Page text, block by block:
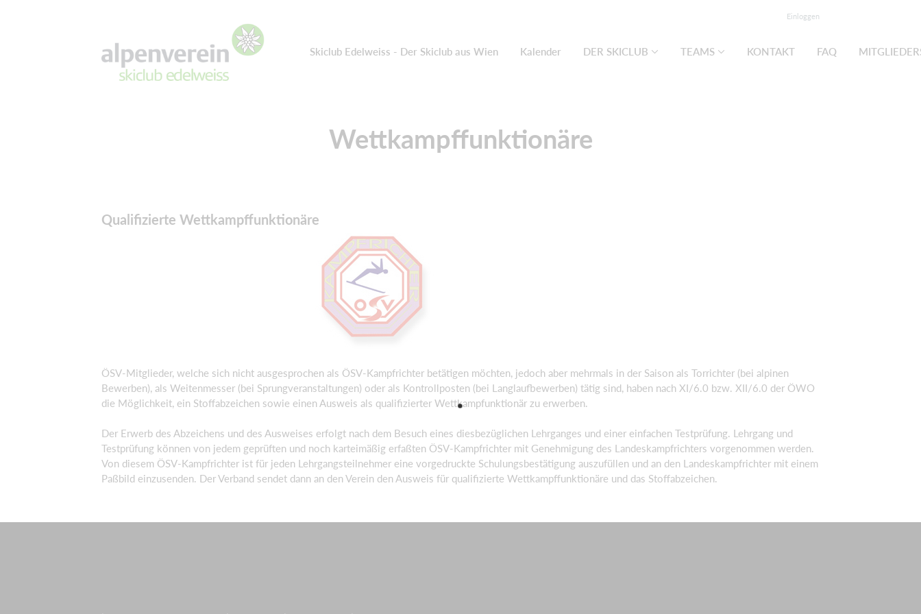
Einloggen
Skiclub Edelweiss - Der Skiclub aus Wien Kalender DER SKICLUB TEAMS KONTAKT FAQ
Wettkampffunktionäre
Qualifizierte Wettkampffunktionäre
ÖSV-Mitglieder, welche sich nicht ausgesprochen als ÖSV-Kampfrichter betätigen möchten, jedoch aber mehrmals in der Saison als Torrichter (bei alpinen
Bewerben), als Weitenmesser (bei Sprungveranstaltungen) oder als Kontrollposten (bei Langlaufbewerben) tätig sind, haben nach XI/6.0 bzw. XII/6.0 der ÖWO
die Möglichkeit, ein Stoffabzeichen sowie einen Ausweis als qualifizierter Wettkampfunktionär zu erwerben.
Der Erwerb des Abzeichens und des Ausweises erfolgt nach dem Besuch eines diesbezüglichen Lehrganges und einer einfachen Testprüfung. Lehrgang und
Testprüfung können von jedem geprüften und noch karteimäßig erfaßten ÖSV-Kampfrichter mit Genehmigung des Landeskampfrichters vorgenommen werden.
Von diesem ÖSV-Kampfrichter ist für jeden Lehrgangsteilnehmer eine vorgedruckte Schulungsbestätigung auszufüllen und an den Landeskampfrichter mit einem
Paßbild einzusenden. Der Verband sendet dann an den Verein den Ausweis für qualifizierte Wettkampffunktionäre und das Stoffabzeichen.